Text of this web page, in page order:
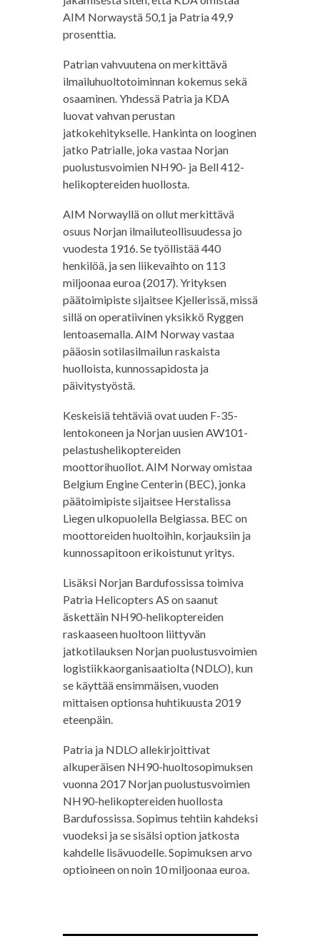
AIM Norwaystä 50,1 ja Patria 49,9
prosenttia.
Patrian vahvuutena on merkittävä
ilmailuhuoltotoiminnan kokemus sekä
osaaminen. Yhdessä Patria ja KDA
luovat vahvan perustan
jatkokehitykselle. Hankinta on looginen
jatko Patrialle, joka vastaa Norjan
puolustusvoimien NH90- ja Bell 412-
helikoptereiden huollosta.
AIM Norwayllä on ollut merkittävä
osuus Norjan ilmailuteollisuudessa jo
vuodesta 1916. Se työllistää 440
henkilöä, ja sen liikevaihto on 113
miljoonaa euroa (2017). Yrityksen
päätoimipiste sijaitsee Kjellerissä, missä
sillä on operatiivinen yksikkö Ryggen
lentoasemalla. AIM Norway vastaa
pääosin sotilasilmailun raskaista
huolloista, kunnossapidosta ja
päivitystyöstä.
Keskeisiä tehtäviä ovat uuden F-35-
lentokoneen ja Norjan uusien AW101-
pelastushelikoptereiden
moottorihuollot. AIM Norway omistaa
Belgium Engine Centerin (BEC), jonka
päätoimipiste sijaitsee Herstalissa
Liegen ulkopuolella Belgiassa. BEC on
moottoreiden huoltoihin, korjauksiin ja
kunnossapitoon erikoistunut yritys.
Lisäksi Norjan Bardufossissa toimiva
Patria Helicopters AS on saanut
äskettäin NH90-helikoptereiden
raskaaseen huoltoon liittyvän
jatkotilauksen Norjan puolustusvoimien
logistiikkaorganisaatiolta (NDLO), kun
se käyttää ensimmäisen, vuoden
mittaisen optionsa huhtikuusta 2019
eteenpäin.
Patria ja NDLO allekirjoittivat
alkuperäisen NH90-huoltosopimuksen
vuonna 2017 Norjan puolustusvoimien
NH90-helikoptereiden huollosta
Bardufossissa. Sopimus tehtiin kahdeksi
vuodeksi ja se sisälsi option jatkosta
kahdelle lisävuodelle. Sopimuksen arvo
optioineen on noin 10 miljoonaa euroa.